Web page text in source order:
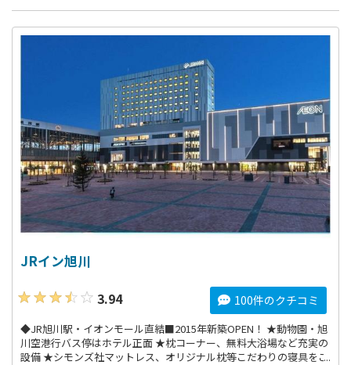
JRイン旭川
3.94
100件のクチコミ
◆JR旭川駅・イオンモール直結■2015年新築OPEN！ ★動物園・旭
川空港行バス停はホテル正面 ★枕コーナー、無料大浴場など充実の
設備 ★シモンズ社マットレス、オリジナル枕等こだわりの寝具をご